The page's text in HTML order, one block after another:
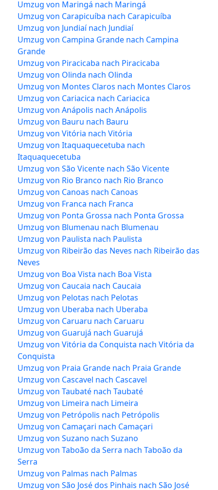
Umzug von Maringá nach Maringá
Umzug von Carapicuíba nach Carapicuíba
Umzug von Jundiaí nach Jundiaí
Umzug von Campina Grande nach Campina
Grande
Umzug von Piracicaba nach Piracicaba
Umzug von Olinda nach Olinda
Umzug von Montes Claros nach Montes Claros
Umzug von Cariacica nach Cariacica
Umzug von Anápolis nach Anápolis
Umzug von Bauru nach Bauru
Umzug von Vitória nach Vitória
Umzug von Itaquaquecetuba nach
Itaquaquecetuba
Umzug von São Vicente nach São Vicente
Umzug von Rio Branco nach Rio Branco
Umzug von Canoas nach Canoas
Umzug von Franca nach Franca
Umzug von Ponta Grossa nach Ponta Grossa
Umzug von Blumenau nach Blumenau
Umzug von Paulista nach Paulista
Umzug von Ribeirão das Neves nach Ribeirão das
Neves
Umzug von Boa Vista nach Boa Vista
Umzug von Caucaia nach Caucaia
Umzug von Pelotas nach Pelotas
Umzug von Uberaba nach Uberaba
Umzug von Caruaru nach Caruaru
Umzug von Guarujá nach Guarujá
Umzug von Vitória da Conquista nach Vitória da
Conquista
Umzug von Praia Grande nach Praia Grande
Umzug von Cascavel nach Cascavel
Umzug von Taubaté nach Taubaté
Umzug von Limeira nach Limeira
Umzug von Petrópolis nach Petrópolis
Umzug von Camaçari nach Camaçari
Umzug von Suzano nach Suzano
Umzug von Taboão da Serra nach Taboão da
Serra
Umzug von Palmas nach Palmas
Umzug von São José dos Pinhais nach São José